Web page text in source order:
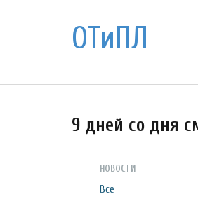
ОТиПЛ
9 дней со дня
НОВОСТИ
Все